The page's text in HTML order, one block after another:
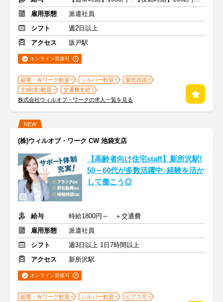
雇用形態
派遣社員
シフト
週2日以上
アクセス
坂戸駅
オンライン面接可
副業・Ｗワーク歓迎 シルバー歓迎
髪色自由
主婦(夫)歓迎
交通費支給
株式会社ウィルオブ・ワークの求人一覧を見る
NEW
(株)ウィルオブ・ワーク CW 池袋支店
【高齢者向け住宅staff】新所沢駅!
50～60代が多数活躍中♪経験を活か
して働こう◎
給与
時給1800円～ ＋交通費
雇用形態
派遣社員
シフト
週3日以上 1日7時間以上
アクセス
新所沢駅
オンライン面接可
副業・Ｗワーク歓迎 シルバー歓迎
ピアス可